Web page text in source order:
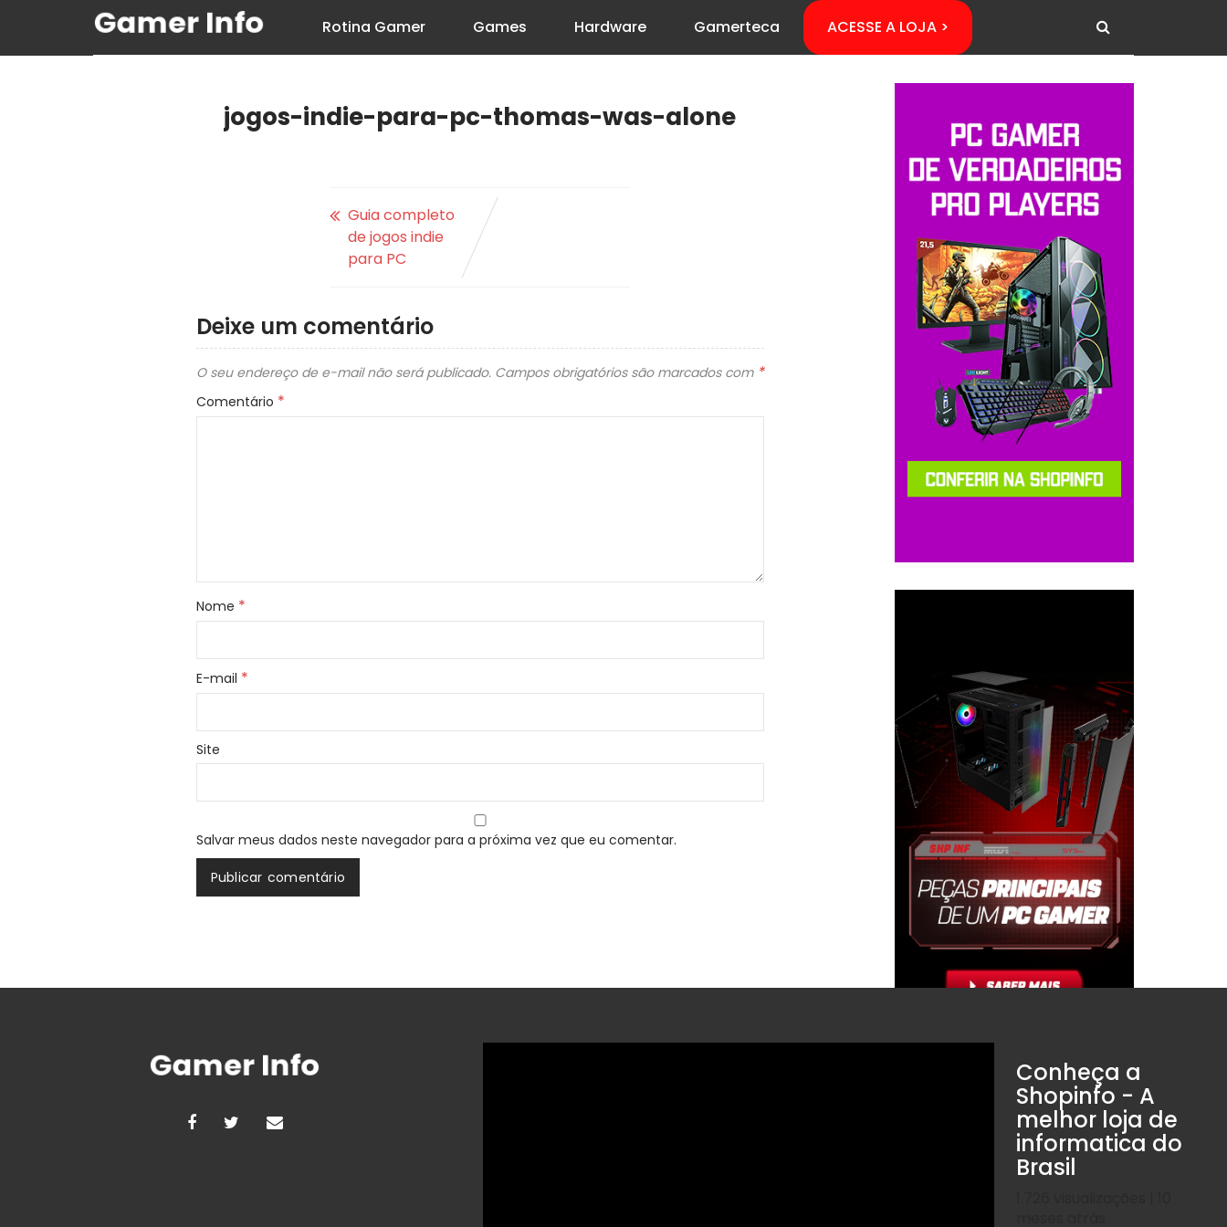
Rotina Gamer Games Hardware Gamerteca ACESSE A LOJA >
jogos-indie-para-pc-thomas-was-alone
Guia completo
de jogos indie
para PC
Deixe um comentário
O seu endereço de e-mail não será publicado. Campos obrigatórios são marcados com *
Comentário *
Nome *
E-mail *
Site
Salvar meus dados neste navegador para a próxima vez que eu comentar.
Conheça a
Shopinfo - A
melhor loja de
informatica do
Brasil